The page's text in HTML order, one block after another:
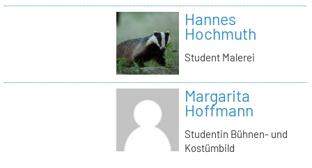
Hannes
Hochmuth
Student Malerei
Margarita
Hoffmann
Studentin Bühnen- und
Kostümbild